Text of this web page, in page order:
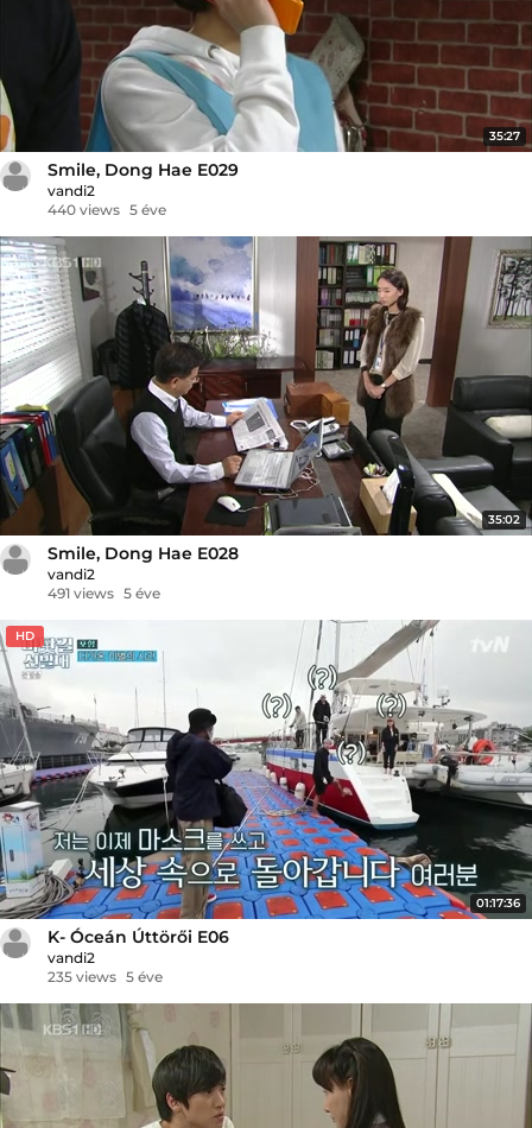
35:27
Smile, Dong Hae E029
vandi2
440 views 5 éve
35:02
Smile, Dong Hae E028
vandi2
491 views 5 éve
HD
01:17:36
K- Óceán Úttörői E06
vandi2
235 views 5 éve